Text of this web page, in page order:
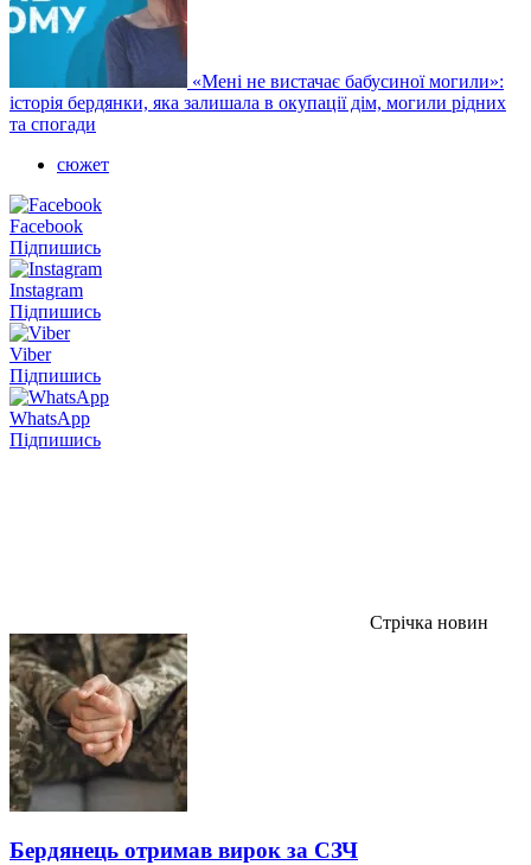
«Мені не вистачає бабусиної могили»:
історія бердянки, яка залишала в окупації дім, могили рідних
та спогади
сюжет
Facebook
Підпишись
Instagram
Підпишись
Viber
Підпишись
WhatsApp
Підпишись
Стрічка новин
Бердянець отримав вирок за СЗЧ